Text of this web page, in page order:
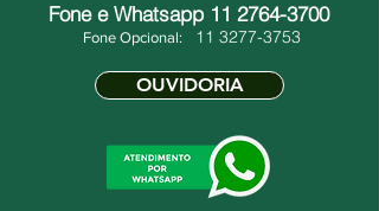
Fone e Whatsapp 11 2764-3700
Fone Opcional: 11 3277-3753
OUVIDORIA